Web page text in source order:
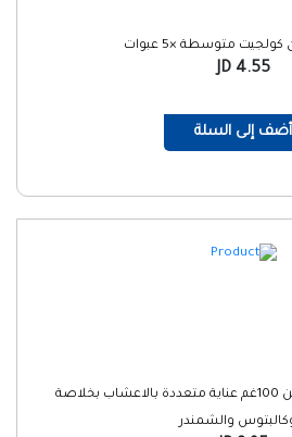
متوسطة ×5 عبوات
4.55 JD
أضف إلى السلة
معجون اسنان سنسوداين 100غم عناية متعددة بالاعشاب بخلاصة
والشمندر